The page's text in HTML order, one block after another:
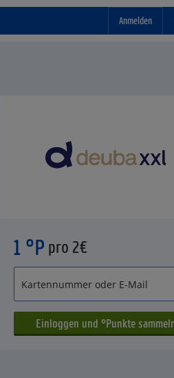
Anmelden
1 °P pro 2€